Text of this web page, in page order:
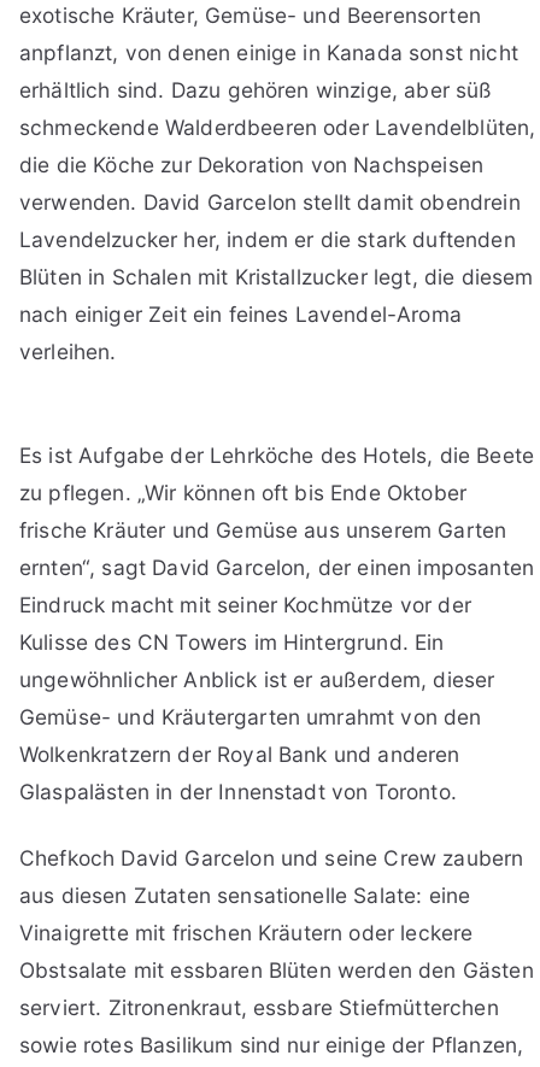
exotische Kräuter, Gemüse- und Beerensorten
anpflanzt, von denen einige in Kanada sonst nicht
erhältlich sind. Dazu gehören winzige, aber süß
schmeckende Walderdbeeren oder Lavendelblüten,
die die Köche zur Dekoration von Nachspeisen
verwenden. David Garcelon stellt damit obendrein
Lavendelzucker her, indem er die stark duftenden
Blüten in Schalen mit Kristallzucker legt, die diesem
nach einiger Zeit ein feines Lavendel-Aroma
verleihen.
Es ist Aufgabe der Lehrköche des Hotels, die Beete
zu pflegen. „Wir können oft bis Ende Oktober
frische Kräuter und Gemüse aus unserem Garten
ernten“, sagt David Garcelon, der einen imposanten
Eindruck macht mit seiner Kochmütze vor der
Kulisse des CN Towers im Hintergrund. Ein
ungewöhnlicher Anblick ist er außerdem, dieser
Gemüse- und Kräutergarten umrahmt von den
Wolkenkratzern der Royal Bank und anderen
Glaspalästen in der Innenstadt von Toronto.
Chefkoch David Garcelon und seine Crew zaubern
aus diesen Zutaten sensationelle Salate: eine
Vinaigrette mit frischen Kräutern oder leckere
Obstsalate mit essbaren Blüten werden den Gästen
serviert. Zitronenkraut, essbare Stiefmütterchen
sowie rotes Basilikum sind nur einige der Pflanzen,